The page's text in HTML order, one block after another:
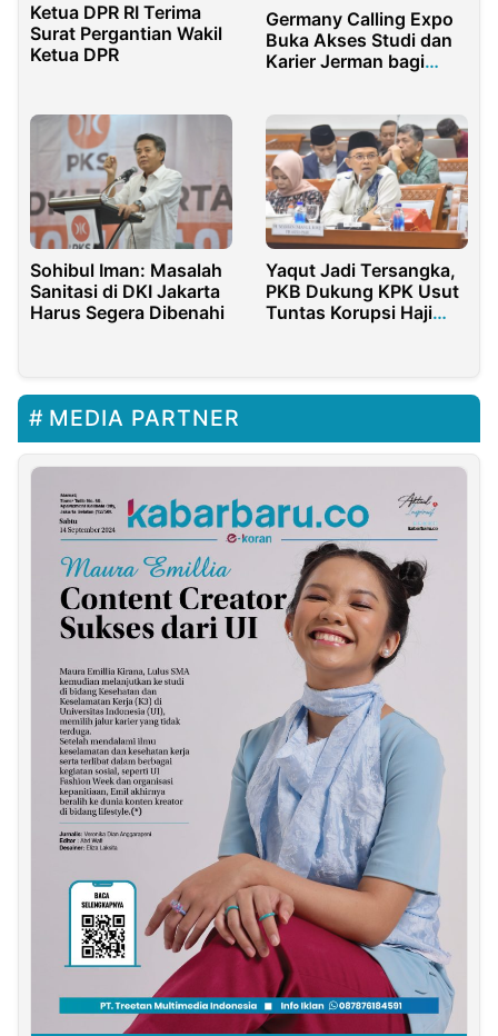
Ketua DPR RI Terima
Surat Pergantian Wakil
Ketua DPR
Germany Calling Expo
Buka Akses Studi dan
Karier Jerman bagi
Sohibul Iman: Masalah
Sanitasi di DKI Jakarta
Harus Segera Dibenahi
Yaqut Jadi Tersangka,
PKB Dukung KPK Usut
Tuntas Korupsi Haji
MEDIA PARTNER